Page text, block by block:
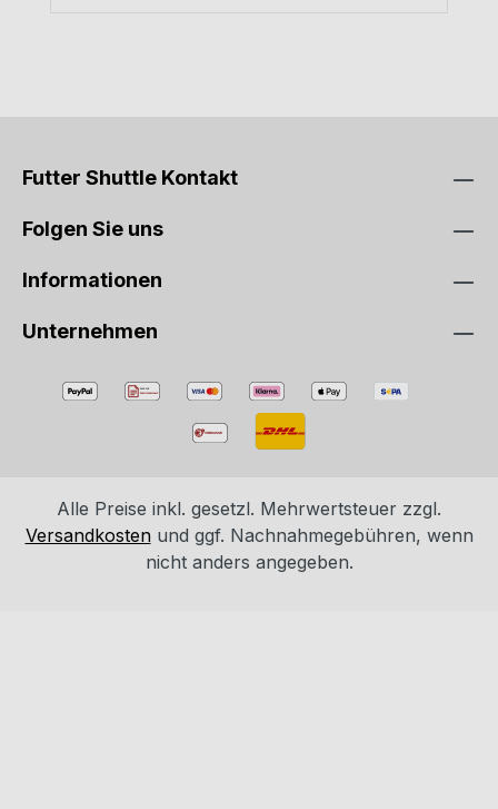
Futter Shuttle Kontakt
Folgen Sie uns
Informationen
Unternehmen
Alle Preise inkl. gesetzl. Mehrwertsteuer zzgl.
Versandkostenund ggf. Nachnahmegebühren, wenn
nicht anders angegeben.